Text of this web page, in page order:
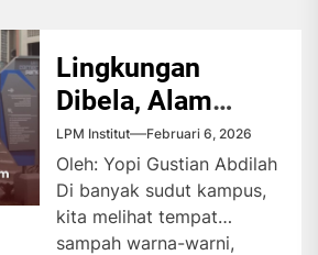
Lingkungan
Dibela, Alam
Tetap Merana
LPM Institut Februari 6, 2026
Oleh: Yopi Gustian Abdilah
Di banyak sudut kampus,
kita melihat tempat
sampah warna-warni,